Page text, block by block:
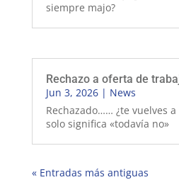
siempre majo?
Rechazo a oferta de
Jun 3, 2026| News
Rechazado…… ¿te vuelves
solo significa «todavía no»
« Entradas más antiguas